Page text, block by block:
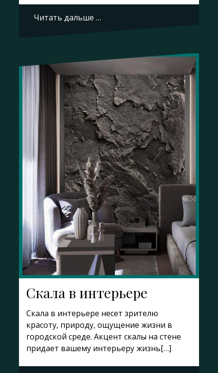
Читать дальше …
Скала в интерьере
Скала в интерьере несет зрителю
красоту, природу, ощущение жизни в
городской среде. Акцент скалы на стене
придает вашему интерьеру жизнь[…]